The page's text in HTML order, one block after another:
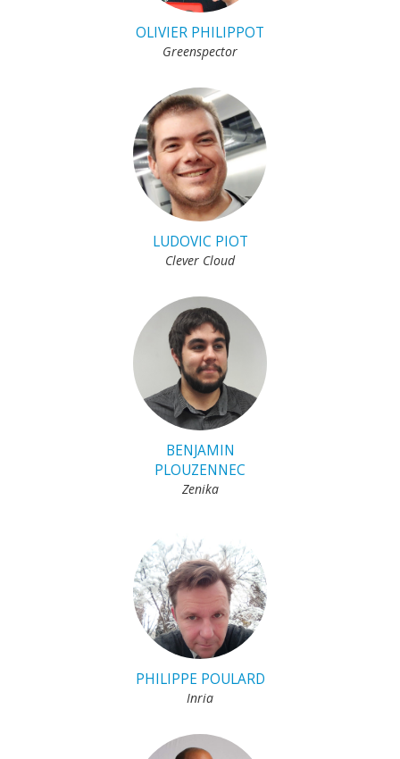
OLIVIER PHILIPPOT
Greenspector
LUDOVIC PIOT
Clever Cloud
BENJAMIN
PLOUZENNEC
Zenika
PHILIPPE POULARD
Inria